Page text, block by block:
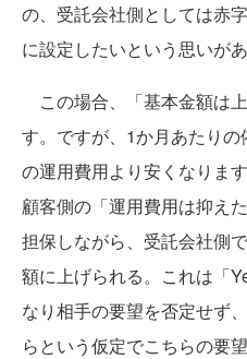
の、受託会社側としては赤
に設定したいという思いがあ
この場合、「基本金額は
す。ですが、1か月あたり
の運用費用より安くなりま
顧客側の「運用費用は抑え
担保しながら、受託会社側
額に上げられる。これは「
なり相手の要望を否定せず
らという仮定でこちらの要